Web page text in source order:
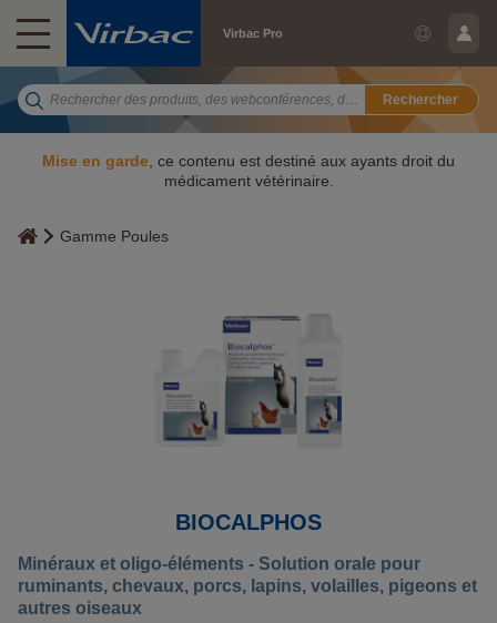
Virbac Pro
Rechercher
Mise en garde , ce contenu est destiné aux ayants droit du
médicament vétérinaire.
Gamme Poules
BIOCALPHOS
Minéraux et oligo-éléments - Solution orale pour
ruminants, chevaux, porcs, lapins, volailles, pigeons et
autres oiseaux